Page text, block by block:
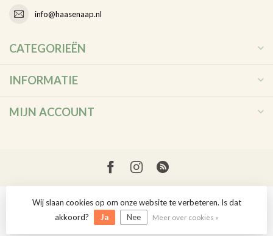
info@haasenaap.nl
CATEGORIEËN
INFORMATIE
MIJN ACCOUNT
© Copyright 2026 Haas en Aap
Wij slaan cookies op om onze website te verbeteren. Is dat
akkoord?
Ja Nee Meer over cookies »